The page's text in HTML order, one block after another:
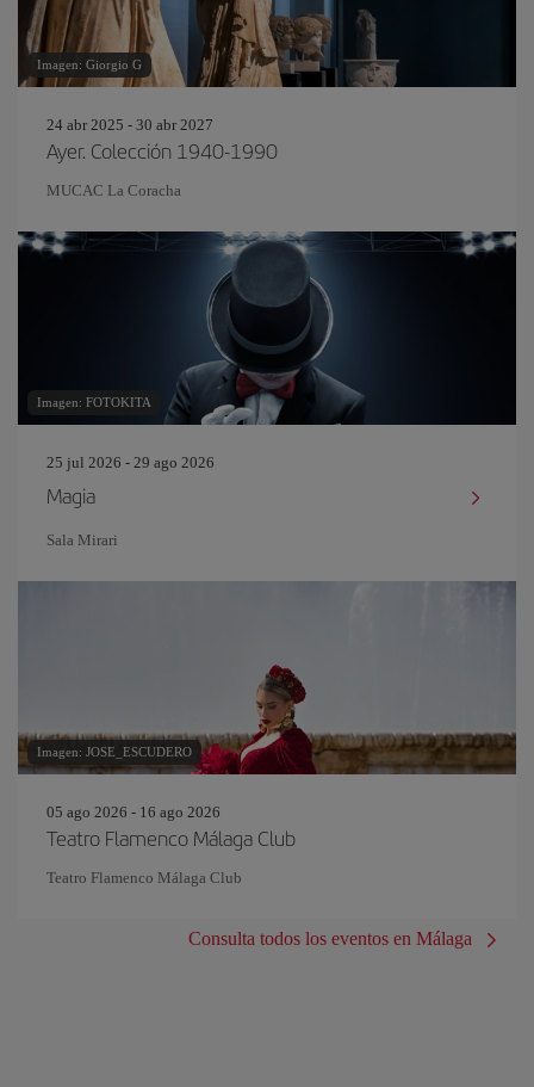
Imagen: Giorgio G
24 abr 2025 - 30 abr 2027
Ayer. Colección 1940-1990
MUCAC La Coracha
Imagen: FOTOKITA
25 jul 2026 - 29 ago 2026
Magia
Sala Mirari
Imagen: JOSE_ESCUDERO
05 ago 2026 - 16 ago 2026
Teatro Flamenco Málaga Club
Teatro Flamenco Málaga Club
Consulta todos los eventos en Málaga